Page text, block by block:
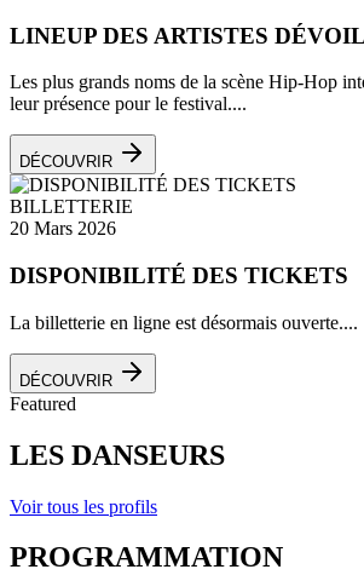
LINEUP DES ARTISTES
Les plus grands noms de la scène Hip-Hop
leur présence pour le festival....
DÉCOUVRIR
BILLETTERIE
20 Mars 2026
DISPONIBILITÉ DES TICKETS
La billetterie en ligne est désormais ouverte....
DÉCOUVRIR
Featured
LES DANSEURS
Voir tous les profils
PROGRAMMATION